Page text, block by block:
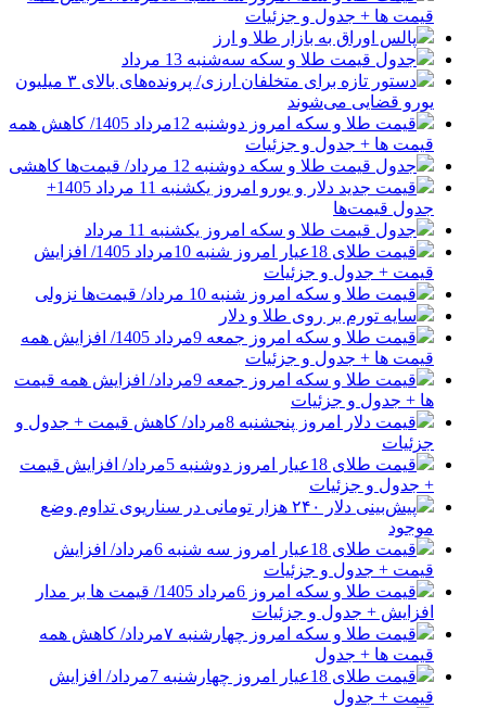
قیمت ها + جدول و جزئیات
پالس اوراق به بازار طلا و ارز
جدول قیمت طلا و سکه سه‌شنبه 13 مرداد
دستور تازه برای متخلفان ارزی/ پرونده‌های بالای ۳ میلیون
یورو قضایی می‌شوند
قیمت طلا و سکه امروز دوشنبه 12مرداد 1405/ کاهش همه
قیمت ها + جدول و جزئیات
جدول قیمت طلا و سکه دوشنبه 12 مرداد/ قیمت‌ها کاهشی
قیمت جدید دلار و یورو امروز یکشنبه 11 مرداد 1405+
جدول قیمت‌ها
جدول قیمت طلا و سکه امروز یکشنبه 11 مرداد
قیمت طلای 18عیار امروز شنبه 10مرداد 1405/ افزایش
قیمت + جدول و جزئیات
قیمت طلا و سکه امروز شنبه 10 مرداد/ قیمت‌ها نزولی
سایه تورم بر روی طلا و دلار
قیمت طلا و سکه امروز جمعه 9مرداد 1405/ افزایش همه
قیمت ها + جدول و جزئیات
قیمت طلا و سکه امروز جمعه 9مرداد/ افزایش همه قیمت
ها + جدول و جزئیات
قیمت دلار امروز پنجشنبه 8مرداد/ کاهش قیمت + جدول و
جزئیات
قیمت طلای 18عیار امروز دوشنبه 5مرداد/ افزایش قیمت
+ جدول و جزئیات
پیش‌بینی دلار ۲۴۰ هزار تومانی در سناریوی تداوم وضع
موجود
قیمت طلای 18عیار امروز سه شنبه 6مرداد/ افزایش
قیمت + جدول و جزئیات
قیمت طلا و سکه امروز 6مرداد 1405/ قیمت ها بر مدار
افزایش + جدول و جزئیات
قیمت طلا و سکه امروز چهارشنبه ۷مرداد/ کاهش همه
قیمت ها + جدول
قیمت طلای 18عیار امروز چهارشنبه 7مرداد/ افزایش
قیمت + جدول